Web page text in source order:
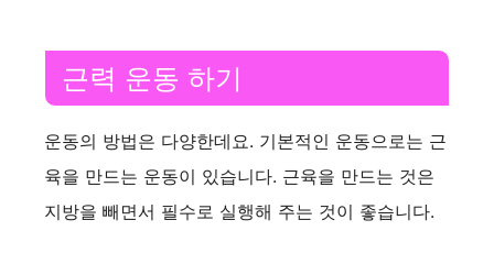
근력 운동 하기
운동의 방법은 다양한데요. 기본적인 운동으로는 근
육을 만드는 운동이 있습니다. 근육을 만드는 것은
지방을 빼면서 필수로 실행해 주는 것이 좋습니다.